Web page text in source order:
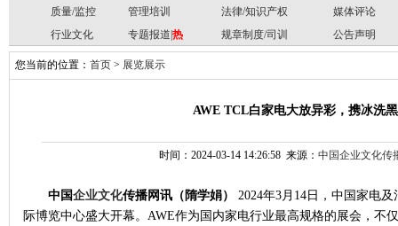
质量/监控
管理培训 法律/知识产权
媒体评论
行业文化
专题报道| 热 规章制度/司训 公告声明
您当前的位置： 首页 > 展览展示
AWE TCL白家电大放异彩，携冰洗
时间：2024-03-14 14:26:58 来源： 中国企业文化传
中国企业文化传播网讯 （隋学娟） 2024年3月 14 日，中国家电
际博览中心盛大开幕。 AWE作为国内家电行业最高规格的展会，不